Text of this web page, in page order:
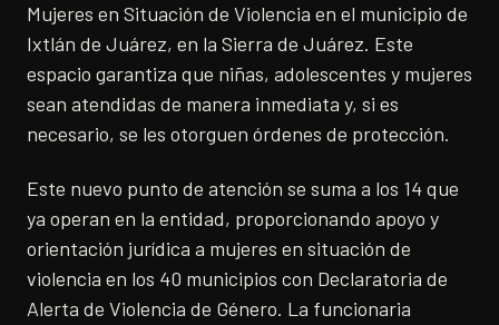
Mujeres en Situación de Violencia en el municipio de
Ixtlán de Juárez, en la Sierra de Juárez. Este
espacio garantiza que niñas, adolescentes y mujeres
sean atendidas de manera inmediata y, si es
necesario, se les otorguen órdenes de protección.
Este nuevo punto de atención se suma a los 14 que
ya operan en la entidad, proporcionando apoyo y
orientación jurídica a mujeres en situación de
violencia en los 40 municipios con Declaratoria de
Alerta de Violencia de Género. La funcionaria